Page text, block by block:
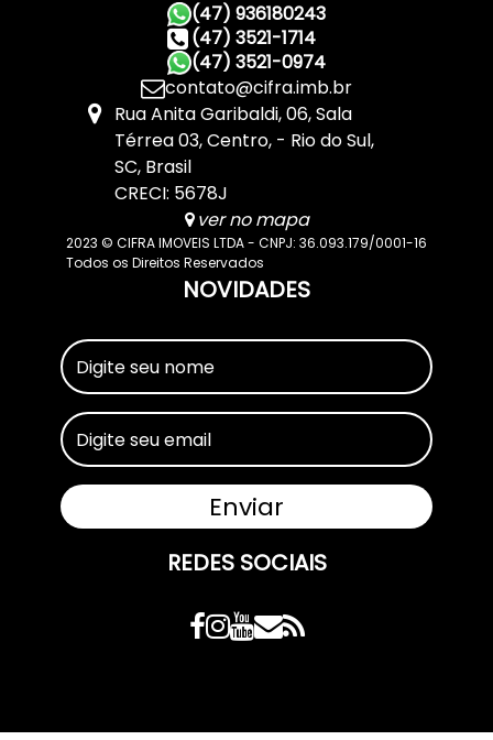
(47) 936180243
(47) 3521-1714
(47) 3521-0974
contato@cifra.imb.br
Rua Anita Garibaldi,06,Sala
Térrea 03,Centro, Rio do Sul,
SC, Brasil
CRECI: 5678J
ver no mapa
2023 © CIFRA IMOVEIS LTDA - CNPJ: 36.093.179/0001-16
Todos os Direitos Reservados
NOVIDADES
REDES SOCIAIS